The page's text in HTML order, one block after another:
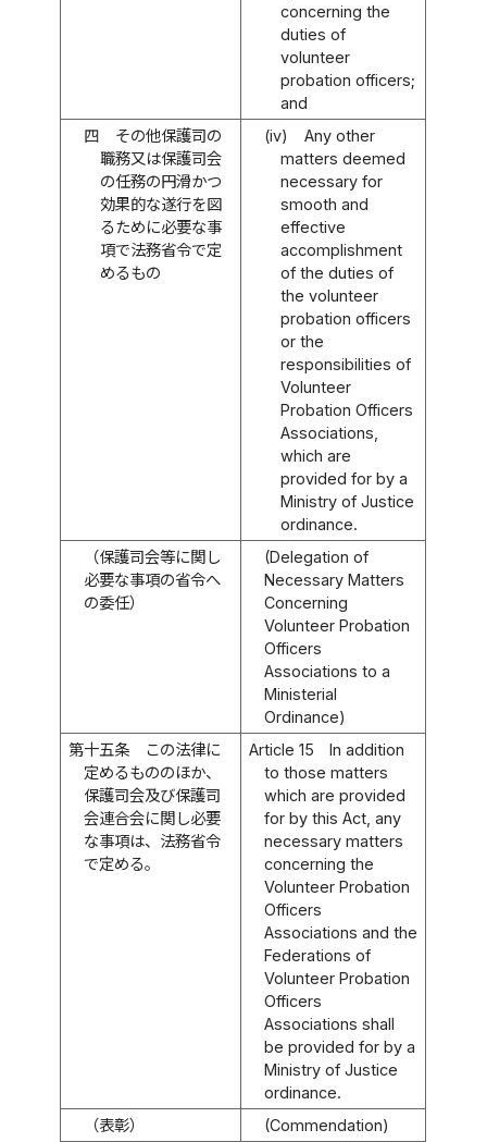
concerning the
duties of
volunteer
probation officers;
and
四
その他保護司の
職務又は保護司会
の任務の円滑かつ
効果的な遂行を図
るために必要な事
項で法務省令で定
めるもの
(iv)
Any other
matters deemed
necessary for
smooth and
effective
accomplishment
of the duties of
the volunteer
probation officers
or the
responsibilities of
Volunteer
Probation Officers
Associations,
which are
provided for by a
Ministry of Justice
ordinance.
（保護司会等に関し
必要な事項の省令へ
の委任）
(Delegation of
Necessary Matters
Concerning
Volunteer Probation
Officers
Associations to a
Ministerial
Ordinance)
第十五条
この法律に
定めるもののほか、
保護司会及び保護司
会連合会に関し必要
な事項は、法務省令
で定める。
Article 15
In addition
to those matters
which are provided
for by this Act, any
necessary matters
concerning the
Volunteer Probation
Officers
Associations and the
Federations of
Volunteer Probation
Officers
Associations shall
be provided for by a
Ministry of Justice
ordinance.
（表彰）
(Commendation)